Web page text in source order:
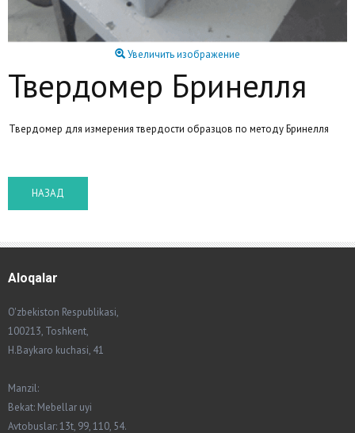
Увеличить изображение
Твердомер Бринелля
Твердомер для измерения твердости образцов по методу Бринелля
Aloqalar
O'zbekiston Respublikasi,
100213, Toshkent,
H.Baykaro kuchasi, 41
Manzil:
Bekat: Mebellar uyi
Avtobuslar: 13t, 99, 110, 54.